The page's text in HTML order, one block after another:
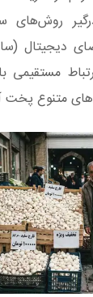
دیجیتال
مستقیمی
متنوع پخت